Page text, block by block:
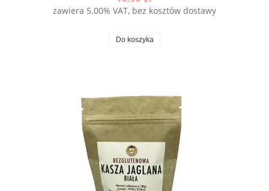
zawiera 5.00% VAT, bez kosztów dostawy
Do koszyka